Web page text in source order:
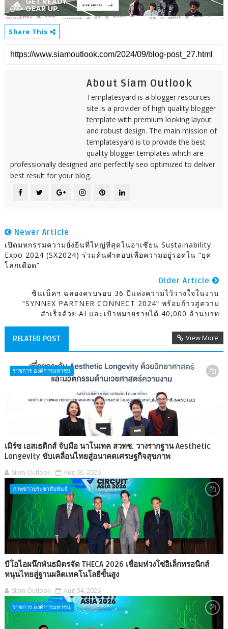
Share This
About Siam Outlook
Templatesyard is a blogger resources
site is a provider of high quality blogger
template with premium looking layout
and robust design. The main mission of
templatesyard is to provide the best
quality blogger templates which are
professionally designed and perfectlly seo optimized to deliver
best result for your blog.
Newer Article
เปิดมหกรรมความยั่งยืนที่ใหญ่ที่สุดในอาเซียน Sustainability
Expo 2024 (SX2024) ร่วมค้นคำตอบเพื่อความอยู่รอดใน “ยุค
โลกเดือด”
Older Article
ซินเน็คฯ ฉลองครบรอบ 36 ปีแห่งความไว้วางใจในงาน
“SYNNEX PARTNER CONNECT 2024” พร้อมก้าวสู่ความ
สำเร็จด้วย AI และเป้าหมายรายได้ 40,000 ล้านบาท
RELATED POST View More
ราชการ องค์การมหาชน
เมิร์ซ เอสเธติกส์ จับมือ นาโนเทค สวทช. วางรากฐาน Aesthetic
Longevity ขับเคลื่อนไทยสู่อนาคตเศรษฐกิจสุขภาพ
Siam Outlook Aug 06, 2026
ภาพข่าวประชาสัมพันธ์
บีโอไอผนึกพันธมิตรจัด THECA 2026 เชื่อมห่วงโซ่อิเล็กทรอนิกส์
หนุนไทยสู่ฐานผลิตเทคโนโลยีขั้นสูง
Siam Outlook Aug 04, 2026
ราชการ องค์การมหาชน